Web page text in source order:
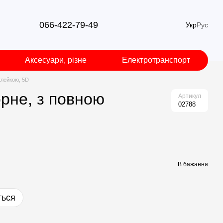
066-422-79-49 УкрРус
Аксесуари, різне Електротранспорт
5D
з повною
Артикул
02788
В бажання